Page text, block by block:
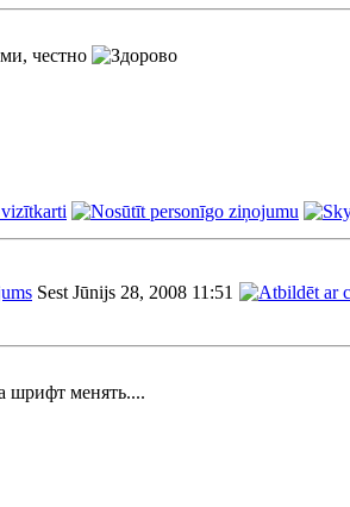
честно
Sest Jūnijs 28, 2008 11:51
шрифт менять....